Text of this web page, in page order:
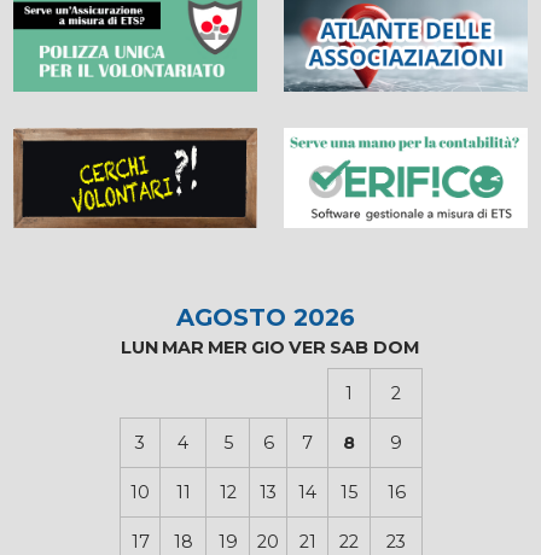
AGOSTO 2026
LUN MAR MER GIO VER SAB DOM
1 2
3 4 5 6 7 8 9
10 11 12 13 14 15 16
17 18 19 20 21 22 23